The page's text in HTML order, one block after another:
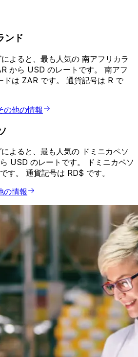
ンド
よると、最も人気の 南アフリカラ
から USD のレートです。 南アフ
ドは ZAR です。 通貨記号は R で
の他の情報
よると、最も人気の ドミニカペソ
USD のレートです。 ドミニカペソ
す。 通貨記号は RD$ です。
の情報